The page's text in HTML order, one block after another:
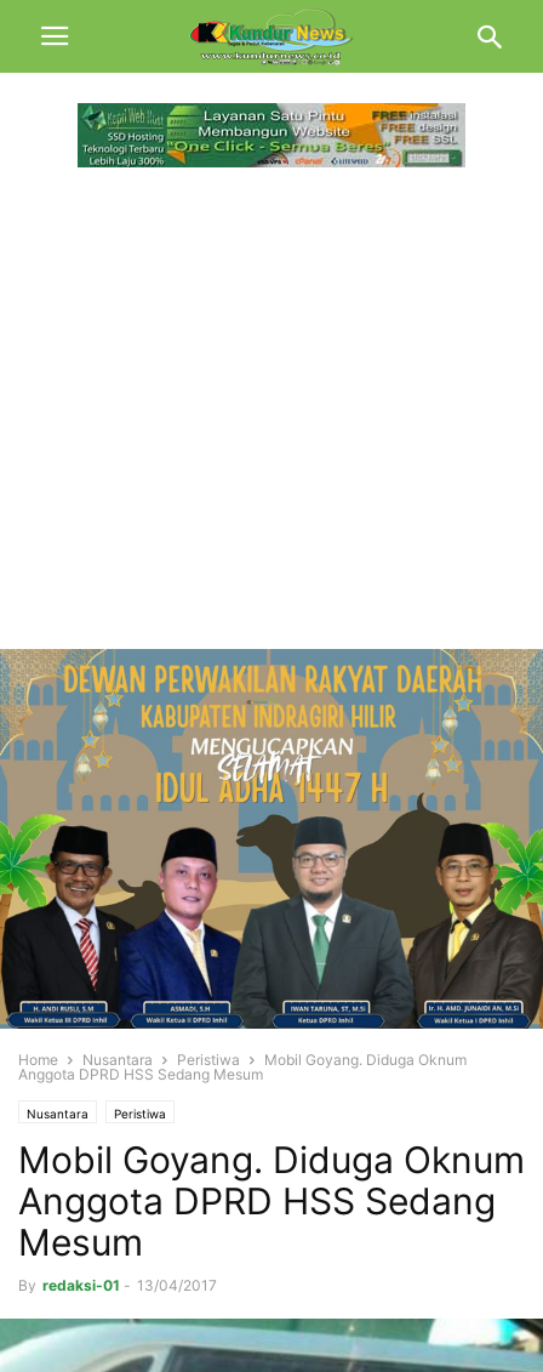
Home Nusantara Peristiwa
Mobil Goyang. Diduga Oknum
Anggota DPRD HSS Sedang Mesum
Nusantara Peristiwa
Mobil Goyang. Diduga Oknum
Anggota DPRD HSS Sedang
Mesum
By redaksi-01 - 13/04/2017